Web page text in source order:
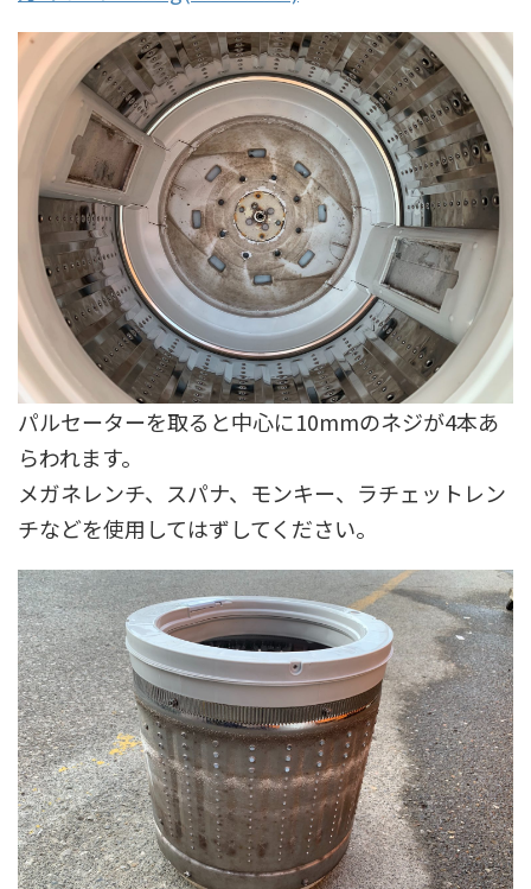
パルセーターを取ると中心に10mmのネジが4本あ
らわれます。
メガネレンチ、スパナ、モンキー、ラチェットレン
チなどを使用してはずしてください。